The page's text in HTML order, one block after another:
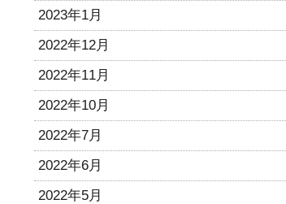
2023年1月
2022年12月
2022年11月
2022年10月
2022年7月
2022年6月
2022年5月